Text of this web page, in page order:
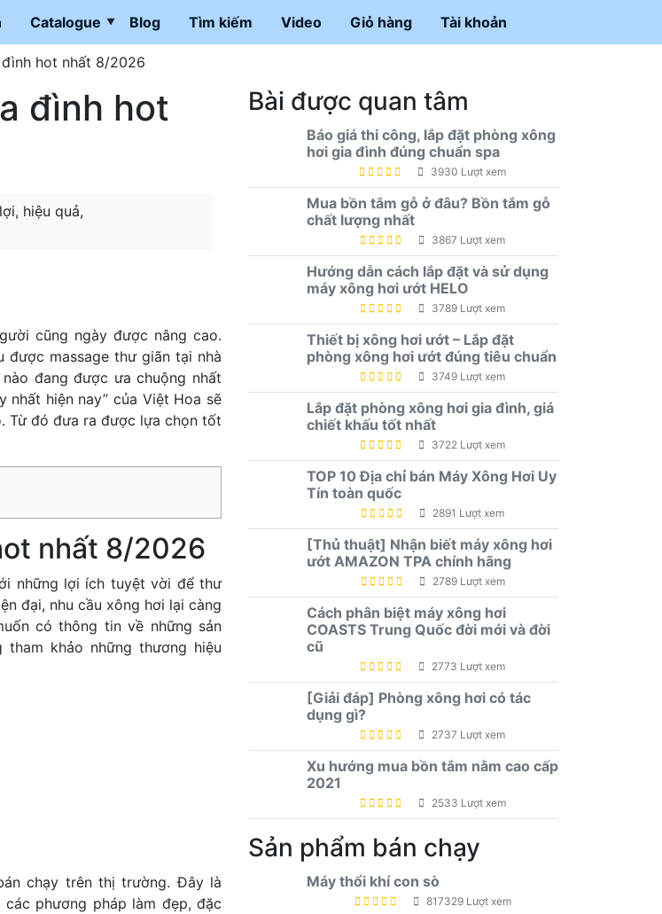
Catalogue Blog Tìm kiếm Video Giỏ hàng Tài khoản
hot nhất 8/2026
đình hot
hiệu quả,
cũng ngày được nâng cao.
massage thư giãn tại nhà
đang được ưa chuộng nhất
nhất hiện nay” của Việt Hoa sẽ
Từ đó đưa ra được lựa chọn tốt
nhất 8/2026
những lợi ích tuyệt vời để thư
đại, nhu cầu xông hơi lại càng
có thông tin về những sản
khảo những thương hiệu
chạy trên thị trường. Đây là
phương pháp làm đẹp, đặc
Bài được quan tâm
Báo giá thi công, lắp đặt phòng xông
hơi gia đình đúng chuẩn spa
3930 Lượt xem
Mua bồn tắm gỗ ở đâu? Bồn tắm gỗ
chất lượng nhất
3867 Lượt xem
Hướng dẫn cách lắp đặt và sử dụng
máy xông hơi ướt HELO
3789 Lượt xem
Thiết bị xông hơi ướt – Lắp đặt
phòng xông hơi ướt đúng tiêu chuẩn
3749 Lượt xem
Lắp đặt phòng xông hơi gia đình, giá
chiết khấu tốt nhất
3722 Lượt xem
TOP 10 Địa chỉ bán Máy Xông Hơi Uy
Tín toàn quốc
2891 Lượt xem
[Thủ thuật] Nhận biết máy xông hơi
ướt AMAZON TPA chính hãng
2789 Lượt xem
Cách phân biệt máy xông hơi
COASTS Trung Quốc đời mới và đời
cũ
2773 Lượt xem
[Giải đáp] Phòng xông hơi có tác
dụng gì?
2737 Lượt xem
Xu hướng mua bồn tắm nằm cao cấp
2021
2533 Lượt xem
Sản phẩm bán chạy
Máy thổi khí con sò
817329 Lượt xem